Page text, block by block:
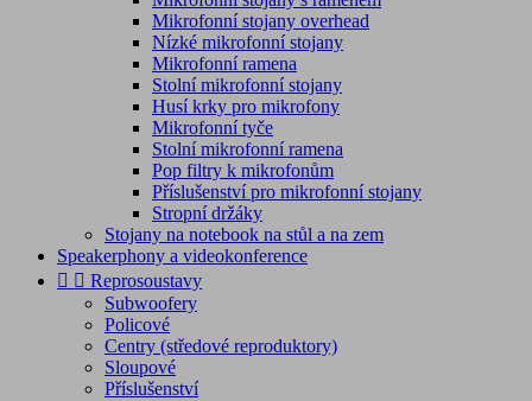
Mikrofonní stojany overhead
Nízké mikrofonní stojany
Mikrofonní ramena
Stolní mikrofonní stojany
Husí krky pro mikrofony
Mikrofonní tyče
Stolní mikrofonní ramena
Pop filtry k mikrofonům
Příslušenství pro mikrofonní stojany
Stropní držáky
Stojany na notebook na stůl a na zem
Speakerphony a videokonference
  Reprosoustavy
Subwoofery
Policové
Centry (středové reproduktory)
Sloupové
Příslušenství